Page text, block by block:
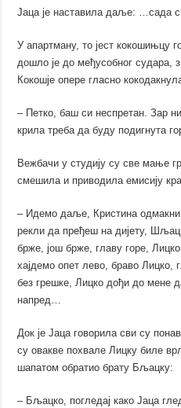
Јаца је наставила даље: …сада
У апартману, то јест кокошињцу
дошло је до међусобног судара,
Кокошје опере гласно
– Петко, баш си неспретан. Зар
крила треба да буду подигнута
Вежбачи у студију су све мање
смешила и приводила емисију
– Идемо даље, Кристина
рекли да пређеш на дијету,
брже, још брже, главу горе,
хајдемо опет лево, браво Лицко,
без грешке, Лицко дођи до мене
напред…
Док је Јаца говорила сви су
су овакве похвале Лицку биле
шапатом обратио брату Бљацку:
– Бљацко, погледај како Јаца